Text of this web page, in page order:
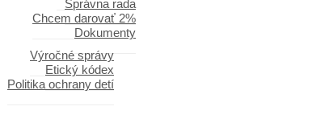
Správna rada
Chcem darovať 2%
Dokumenty
Výročné správy
Etický kódex
Politika ochrany detí